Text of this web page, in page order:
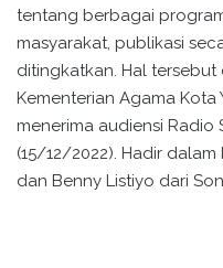
tentang berbagai
masyarakat, publikasi
ditingkatkan. Hal
Kementerian Agama Kota
menerima audiensi Radio
(15/12/2022). Hadir
dan Benny Listiyo dari